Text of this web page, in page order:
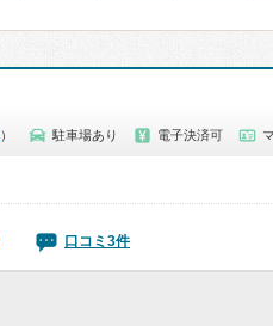
） 駐車場あり 電子決済可
口コミ3件